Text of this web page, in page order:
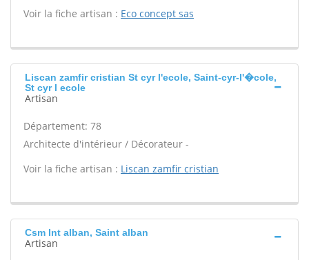
Voir la fiche artisan : Eco concept sas
Liscan zamfir cristian St cyr l'ecole, Saint-cyr-l'�cole,
St cyr l ecole
Artisan
Département: 78
Architecte d'intérieur / Décorateur -
Voir la fiche artisan : Liscan zamfir cristian
Csm Int alban, Saint alban
Artisan